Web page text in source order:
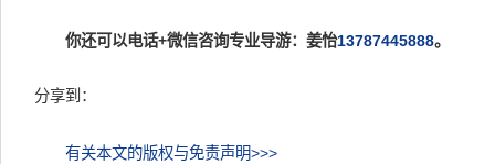
你还可以电话+微信咨询专业导游：姜怡13787445888。
分享到：
有关本文的版权与免责声明>>>